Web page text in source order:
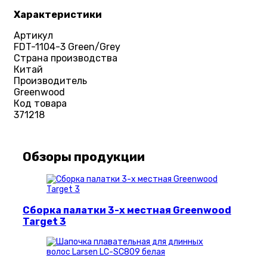
Характеристики
Артикул
FDT-1104-3 Green/Grey
Страна производства
Китай
Производитель
Greenwood
Код товара
371218
Обзоры продукции
Сборка палатки 3-х местная Greenwood
Target 3